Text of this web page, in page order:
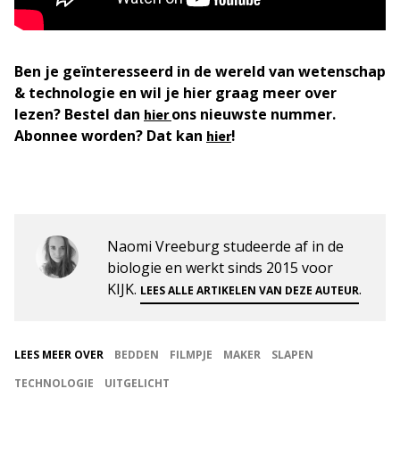
Ben je geïnteresseerd in de wereld van wetenschap
& technologie en wil je hier graag meer over
lezen? Bestel dan hierons nieuwste nummer.
Abonnee worden? Dat kan hier!
Naomi Vreeburg studeerde af in de
biologie en werkt sinds 2015 voor
KIJK. LEES ALLE ARTIKELEN VAN DEZE AUTEUR.
LEES MEER OVER BEDDEN FILMPJE MAKER
SLAPEN
TECHNOLOGIE
UITGELICHT